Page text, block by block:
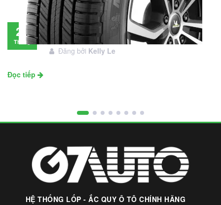
28
Tháng
Đánh giá lốp Michelin Primacy SUV: Đáng
đầu tư không?
Đăng bởi Kelly Le
Đọc tiếp
HỆ THỐNG LỐP - ẮC QUY Ô TÔ CHÍNH HÃNG